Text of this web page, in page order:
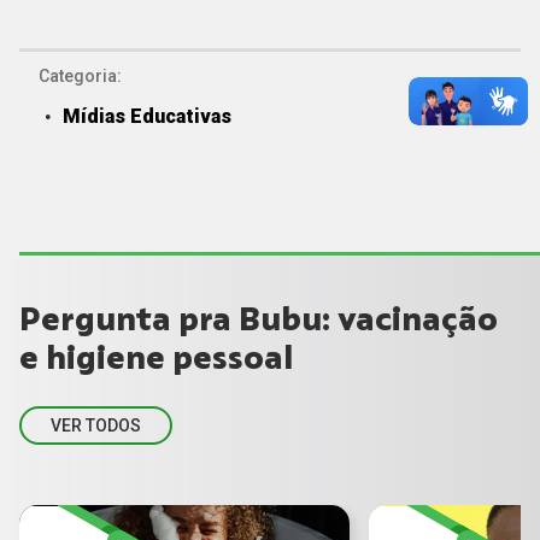
Categoria:
Mídias Educativas
Pergunta pra Bubu: vacinação
e higiene pessoal
VER TODOS